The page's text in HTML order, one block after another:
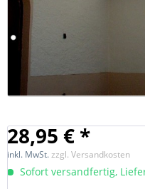
28,95 € *
inkl. MwSt.zzgl. Versandkosten
Sofort versandfertig,